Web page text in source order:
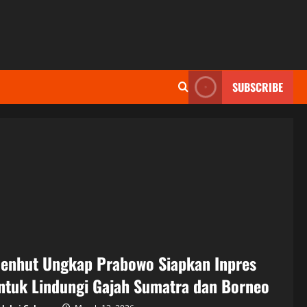
SUBSCRIBE
Ungkap Prabowo Siapkan Inpres
Lindungi Gajah Sumatra dan Borneo